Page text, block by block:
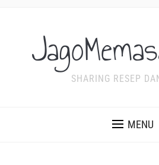
SHARING RESEP
MENU